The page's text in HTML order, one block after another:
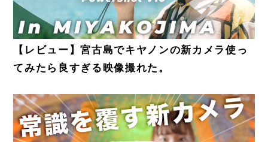
【レビュー】宮古島でキヤノンの新カメラ使っ
てみたら良すぎる映像撮れた。